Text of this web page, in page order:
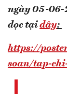
ngày 05-
đọc tại đây:
https://
soan/tap-